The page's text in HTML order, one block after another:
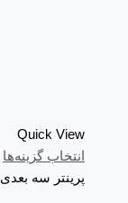
Quick View
انتخاب گزینه‌ها
پرینتر سه‌ بعدی